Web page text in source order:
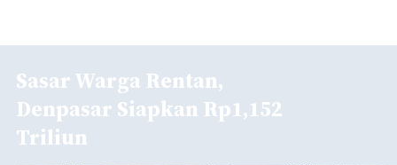
Sasar Warga Rentan,
Denpasar Siapkan Rp1,152
Triliun